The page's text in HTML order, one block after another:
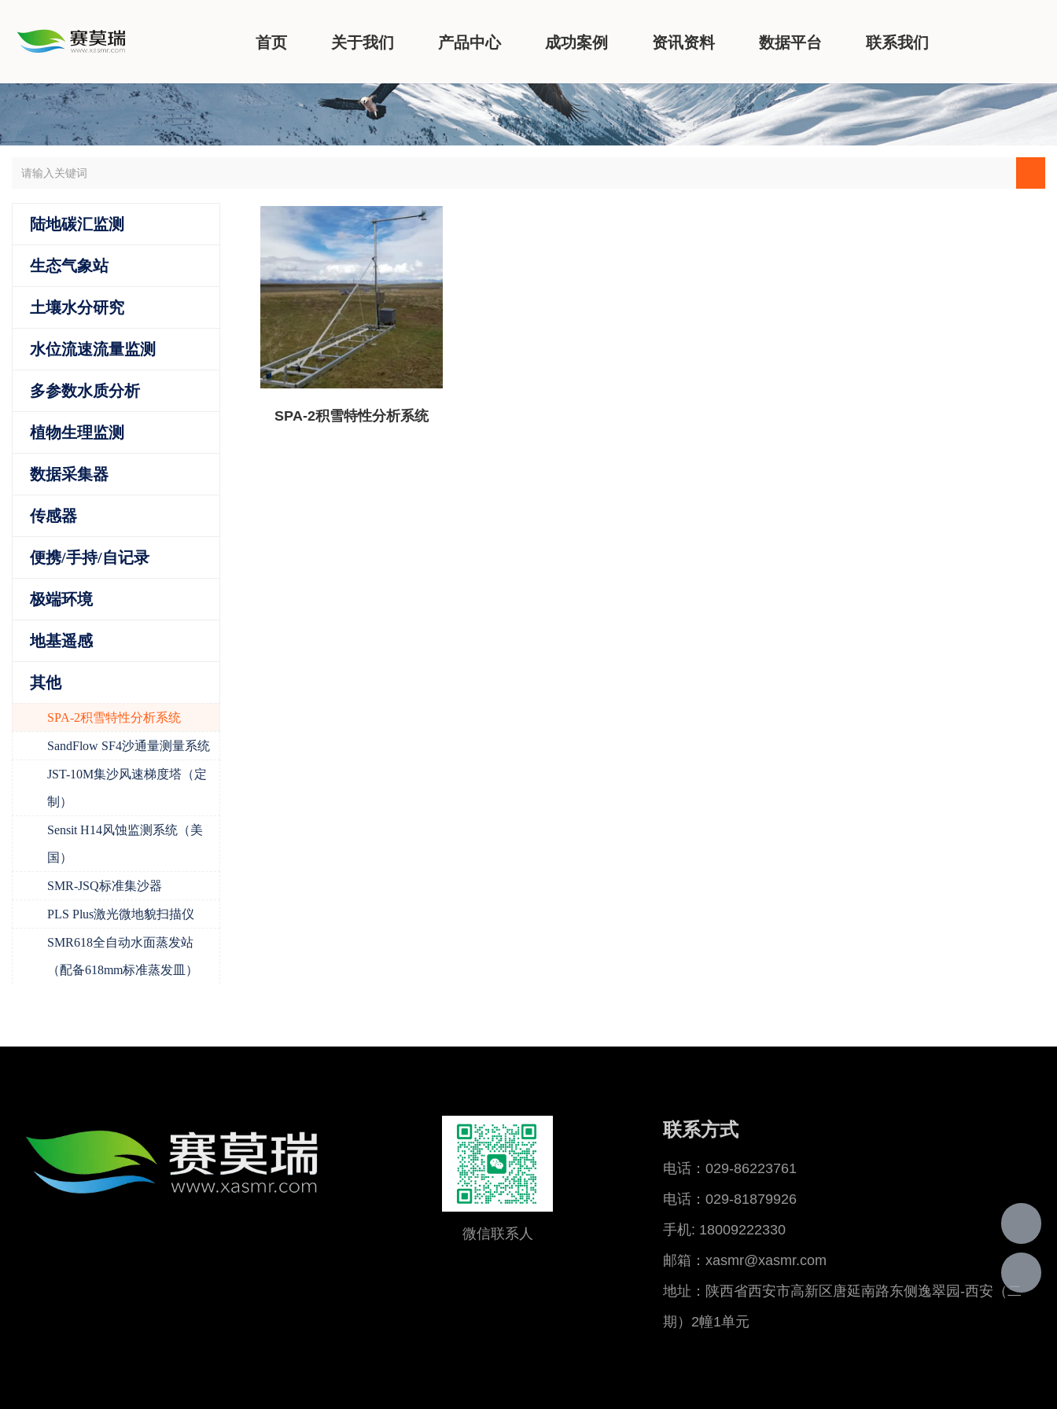
首页 关于我们 产品中心 成功案例 资讯资料 数据平台 联系我们
陆地碳汇监测
生态气象站
土壤水分研究
水位流速流量监测
多参数水质分析
植物生理监测
数据采集器
传感器
便携/手持/自记录
极端环境
地基遥感
其他
SPA-2积雪特性分析系统
SandFlow SF4沙通量测量系统
JST-10M集沙风速梯度塔（定
制）
Sensit H14风蚀监测系统（美
国）
SMR-JSQ标准集沙器
PLS Plus激光微地貌扫描仪
SMR618全自动水面蒸发站
（配备618mm标准蒸发皿）
SPA-2积雪特性分析系统
微信联系人
联系方式
电话：029-86223761
电话：029-81879926
手机: 18009222330
邮箱：xasmr@xasmr.com
地址：陕西省西安市高新区唐延南路东侧逸翠园-西安（二
期）2幢1单元